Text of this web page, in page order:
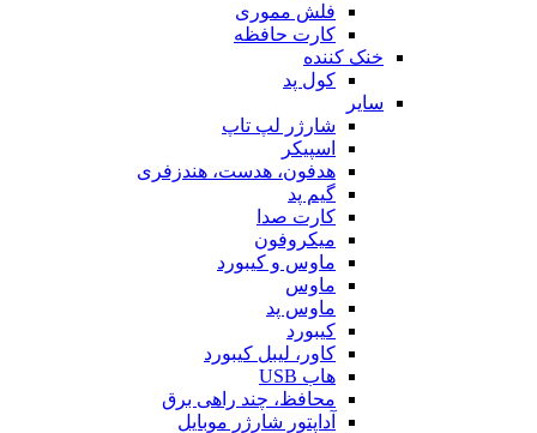
فلش مموری
کارت حافظه
خنک کننده
کول پد
سایر
شارژر لپ تاپ
اسپیکر
هدفون، هدست، هندزفری
گیم پد
کارت صدا
میکروفون
ماوس و کیبورد
ماوس
ماوس پد
کیبورد
کاور، لیبل کیبورد
هاب USB
محافظ، چند راهی برق
آداپتور شارژر موبایل